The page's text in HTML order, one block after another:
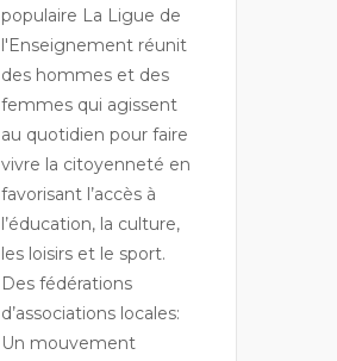
populaire La Ligue de
l'Enseignement réunit
des hommes et des
femmes qui agissent
au quotidien pour faire
vivre la citoyenneté en
favorisant l’accès à
l’éducation, la culture,
les loisirs et le sport.
Des fédérations
d’associations locales:
Un mouvement